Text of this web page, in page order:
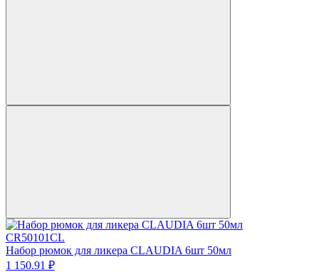
CR50101CL
Набор рюмок для ликера CLAUDIA 6шт 50мл
1 150.91 ₽